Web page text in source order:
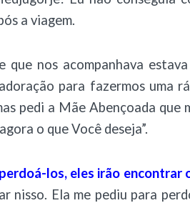
a viagem.
nos acompanhava
para fazermos uma
pedi a Mãe Abençoada que
o que Você deseja”.
los, eles irão encontrar
nisso. Ela me pediu para